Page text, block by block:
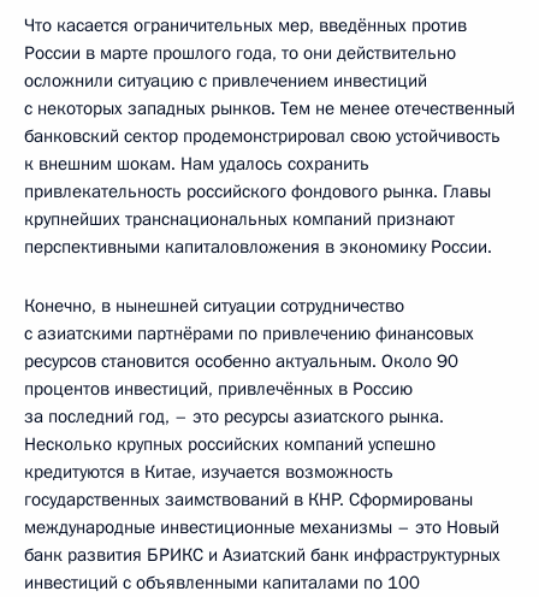
Что касается ограничительных мер, введённых против
России в марте прошлого года, то они действительно
осложнили ситуацию с привлечением инвестиций
с некоторых западных рынков. Тем не менее отечественный
банковский сектор продемонстрировал свою устойчивость
к внешним шокам. Нам удалось сохранить
привлекательность российского фондового рынка. Главы
крупнейших транснациональных компаний признают
перспективными капиталовложения в экономику России.
Конечно, в нынешней ситуации сотрудничество
с азиатскими партнёрами по привлечению финансовых
ресурсов становится особенно актуальным. Около 90
процентов инвестиций, привлечённых в Россию
за последний год, – это ресурсы азиатского рынка.
Несколько крупных российских компаний успешно
кредитуются в Китае, изучается возможность
государственных заимствований в КНР. Сформированы
международные инвестиционные механизмы – это Новый
банк развития БРИКС и Азиатский банк инфраструктурных
инвестиций с объявленными капиталами по 100